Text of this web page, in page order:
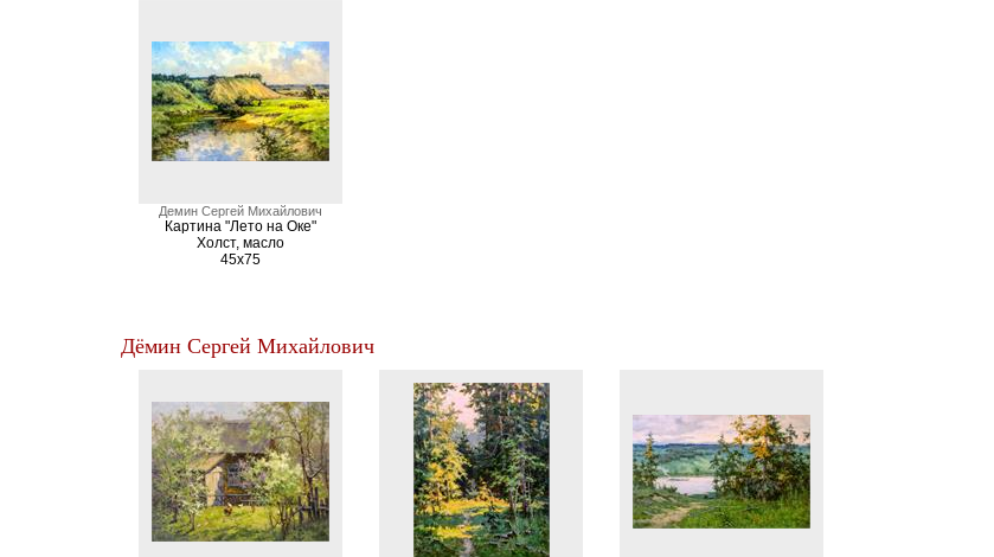
Демин Сергей Михайлович
Картина "Лето на Оке"
Холст, масло
45х75
Дёмин Сергей Михайлович